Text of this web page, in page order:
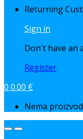
Returning
Sign in
Don't have an
Register
0 0.00 €
Nema